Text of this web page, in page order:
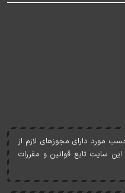
مورد دارای مجوزهای لازم از
سايت تابع قوانين و مقررات